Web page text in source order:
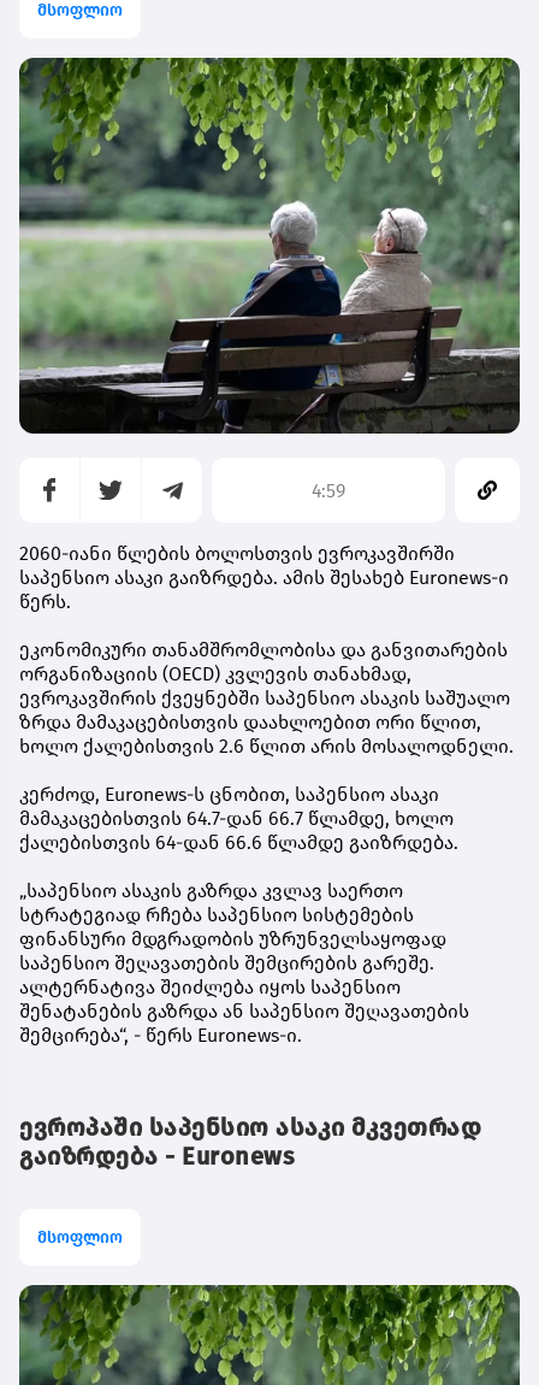
მსოფლიო
4:59
2060-იანი წლების ბოლოსთვის ევროკავშირში
საპენსიო ასაკი გაიზრდება. ამის შესახებ Euronews-ი
წერს.
ეკონომიკური თანამშრომლობისა და განვითარების
ორგანიზაციის (OECD) კვლევის თანახმად,
ევროკავშირის ქვეყნებში საპენსიო ასაკის საშუალო
ზრდა მამაკაცებისთვის დაახლოებით ორი წლით,
ხოლო ქალებისთვის 2.6 წლით არის მოსალოდნელი.
კერძოდ, Euronews-ს ცნობით, საპენსიო ასაკი
მამაკაცებისთვის 64.7-დან 66.7 წლამდე, ხოლო
ქალებისთვის 64-დან 66.6 წლამდე გაიზრდება.
„საპენსიო ასაკის გაზრდა კვლავ საერთო
სტრატეგიად რჩება საპენსიო სისტემების
ფინანსური მდგრადობის უზრუნველსაყოფად
საპენსიო შეღავათების შემცირების გარეშე.
ალტერნატივა შეიძლება იყოს საპენსიო
შენატანების გაზრდა ან საპენსიო შეღავათების
შემცირება“, - წერს Euronews-ი.
ევროპაში საპენსიო ასაკი მკვეთრად
გაიზრდება - Euronews
მსოფლიო